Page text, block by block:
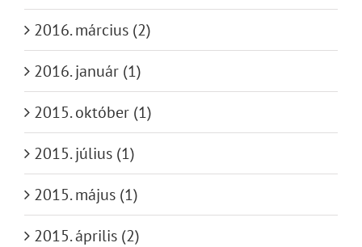
2016. március (2)
2016. január (1)
2015. október (1)
2015. július (1)
2015. május (1)
2015. április (2)